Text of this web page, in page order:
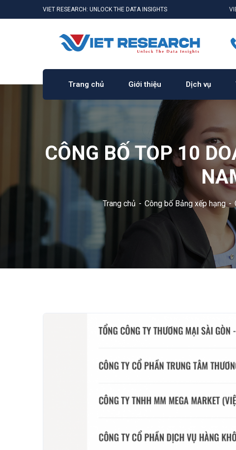
VIET RESEARCH: UNLOCK THE DATA INSIGHTS
Trang chủ Giới thiệu Dịch vụ
CÔNG BỐ TOP 10
Trang chủ Công bố Bảng xếp hạng